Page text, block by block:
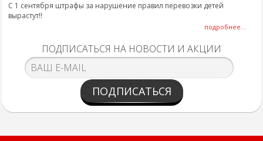
С 1 сентября штрафы за нарушение правил перевозки детей
вырастут!!
подробнее...
ПОДПИСАТЬСЯ НА НОВОСТИ И АКЦИИ
ПОДПИСАТЬСЯ